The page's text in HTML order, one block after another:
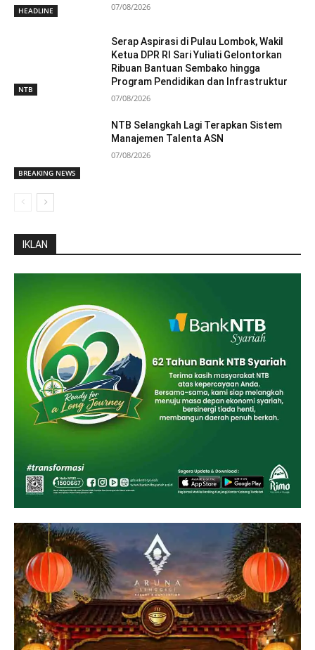
HEADLINE 07/08/2026
NTB
Serap Aspirasi di Pulau Lombok, Wakil
Ketua DPR RI Sari Yuliati Gelontorkan
Ribuan Bantuan Sembako hingga
Program Pendidikan dan Infrastruktur
07/08/2026
BREAKING NEWS
NTB Selangkah Lagi Terapkan Sistem
Manajemen Talenta ASN
07/08/2026
IKLAN